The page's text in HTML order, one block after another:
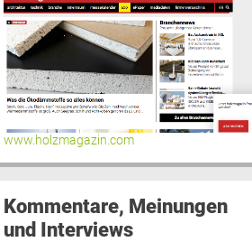
www.holzmagazin.com
Kommentare, Meinungen
und Interviews